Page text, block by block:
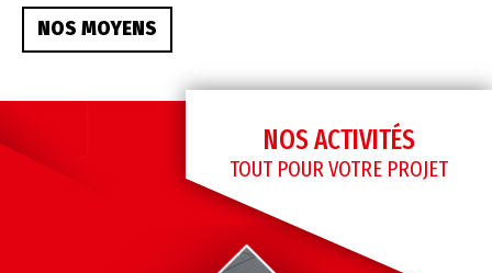
NOS MOYENS
NOS ACTIVITÉS
TOUT POUR VOTRE PROJET